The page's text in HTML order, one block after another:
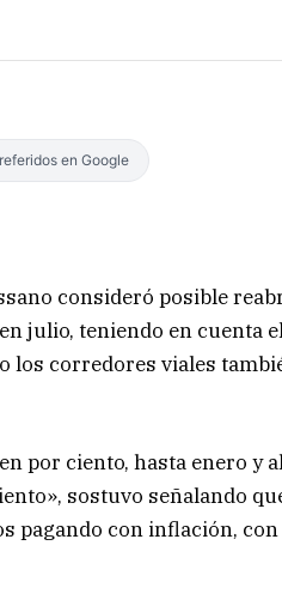
en Google
consideró posible
julio, teniendo en cuenta
los corredores viales
por ciento, hasta enero y
sostuvo señalando
pagando con inflación, con